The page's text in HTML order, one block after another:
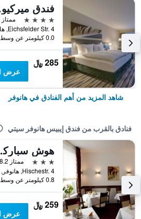
4 نجوم
ممتاز 8.5
0.0 كيلومتر عن وسط المدينة
285 ﷼
عرض
شاهد المزيد من أهم الفنادق في هانوفر
فنادق بالقرب من فندق إيبيس هانوفر سيتي
هوش
3 نجوم
ممتاز 8.2
0.8 كيلومتر عن وسط المدينة
259 ﷼
عرض